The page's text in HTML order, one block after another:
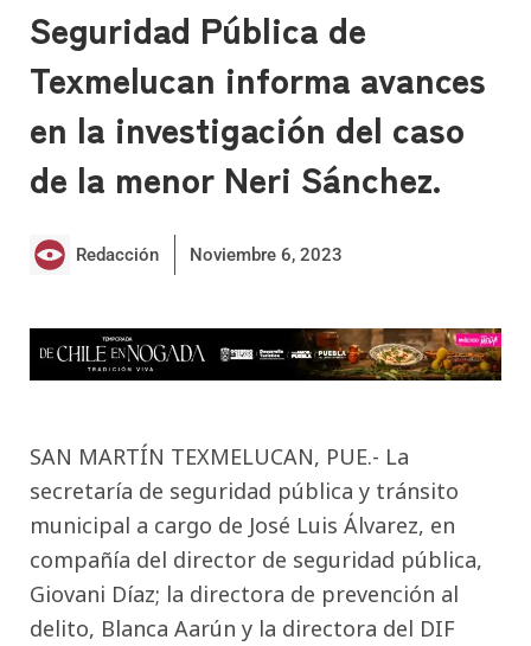
Seguridad Pública de
Texmelucan informa avances
en la investigación del caso
de la menor Neri Sánchez.
Redacción Noviembre 6, 2023
SAN MARTÍN TEXMELUCAN, PUE.- La
secretaría de seguridad pública y tránsito
municipal a cargo de José Luis Álvarez, en
compañía del director de seguridad pública,
Giovani Díaz; la directora de prevención al
delito, Blanca Aarún y la directora del DIF